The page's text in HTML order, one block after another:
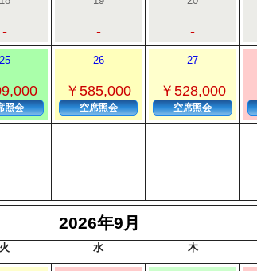
- - -
25
照会
26
￥585,000
空席照会
27
￥528,000
空席照会
2026年9月
火 水 木